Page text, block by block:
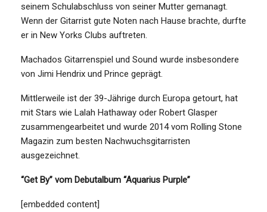
seinem Schulabschluss von seiner Mutter gemanagt.
Wenn der Gitarrist gute Noten nach Hause brachte, durfte
er in New Yorks Clubs auftreten.
Machados Gitarrenspiel und Sound wurde insbesondere
von Jimi Hendrix und Prince geprägt.
Mittlerweile ist der 39-Jährige durch Europa getourt, hat
mit Stars wie Lalah Hathaway oder Robert Glasper
zusammengearbeitet und wurde 2014 vom Rolling Stone
Magazin zum besten Nachwuchsgitarristen
ausgezeichnet.
“Get By” vom Debutalbum “Aquarius Purple”
[embedded content]